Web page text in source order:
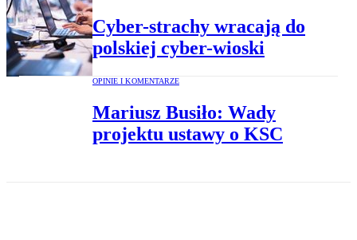
Cyber-strachy wracają do
polskiej cyber-wioski
OPINIE I KOMENTARZE
Mariusz Busiło: Wady
projektu ustawy o KSC